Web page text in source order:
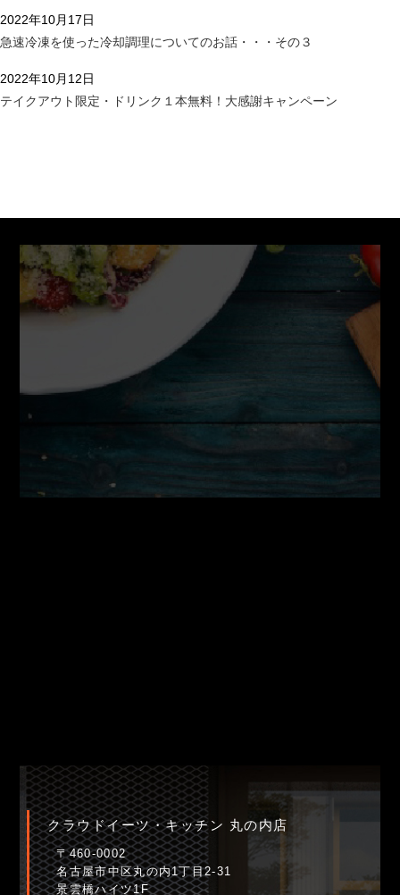
急速冷凍を使った冷却調理についてのお話・・・その３
2022年10月17日
テイクアウト限定・ドリンク１本無料！大感謝キャンペーン
2022年10月12日
クラウドイーツ・キッチン 丸の内店
〒460-0002
名古屋市中区丸の内1丁目2-31
景雲橋ハイツ1F